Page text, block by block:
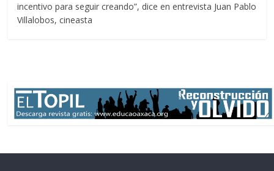
incentivo para seguir creando”, dice en entrevista Juan Pablo
Villalobos, cineasta